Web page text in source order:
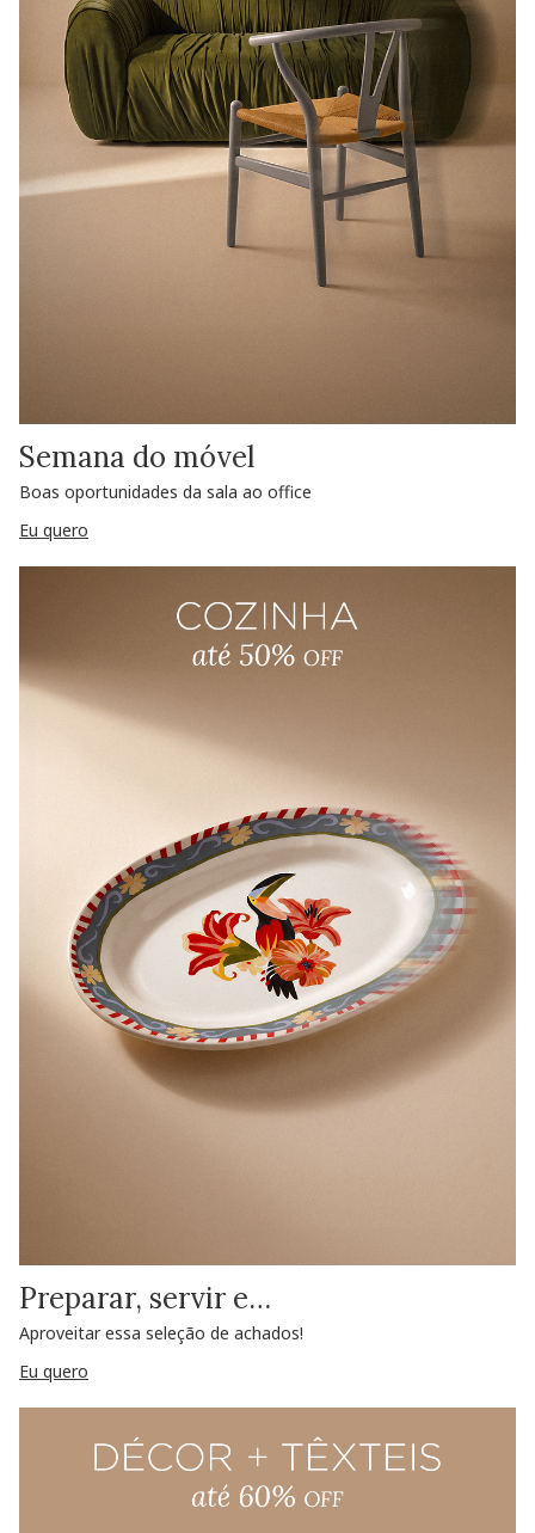
Semana do móvel
Boas oportunidades da sala ao office
Eu quero
Preparar, servir e…
Aproveitar essa seleção de achados!
Eu quero